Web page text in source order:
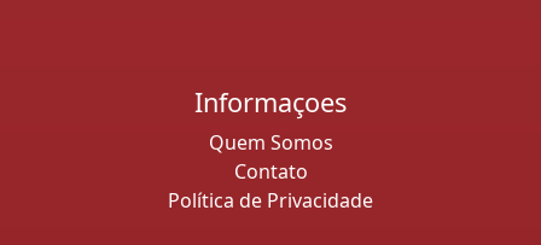
Informaçoes
Quem Somos
Contato
Política de Privacidade